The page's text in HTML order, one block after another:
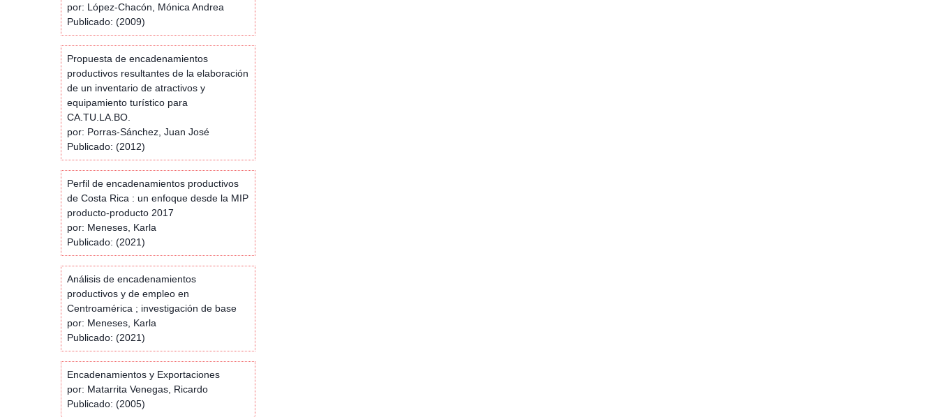
por: López-Chacón, Mónica Andrea
Publicado: (2009)
Propuesta de encadenamientos
productivos resultantes de la elaboración
de un inventario de atractivos y
equipamiento turístico para
CA.TU.LA.BO.
por: Porras-Sánchez, Juan José
Publicado: (2012)
Perfil de encadenamientos productivos
de Costa Rica : un enfoque desde la MIP
producto-producto 2017
por: Meneses, Karla
Publicado: (2021)
Análisis de encadenamientos
productivos y de empleo en
Centroamérica ; investigación de base
por: Meneses, Karla
Publicado: (2021)
Encadenamientos y Exportaciones
por: Matarrita Venegas, Ricardo
Publicado: (2005)